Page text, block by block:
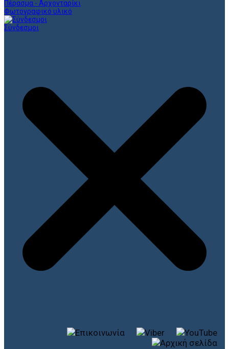
Πέρασμα - Αρχονταρίκι
Φωτογραφικό υλικό
Σύνδεσμοι